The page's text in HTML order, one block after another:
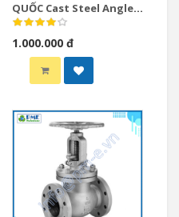
QUỐC Cast Steel Angle
Globe Check Valve
1.000.000 đ